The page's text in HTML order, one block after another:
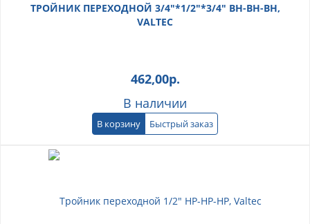
ТРОЙНИК ПЕРЕХОДНОЙ 3/4"*1/2"*3/4" ВН-ВН-ВН,
VALTEC
462,00р.
В наличии
В корзину Быстрый заказ